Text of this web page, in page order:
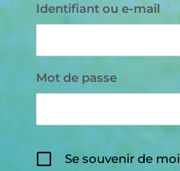
Identifiant ou e-mail *
Mot de passe *
Se souvenir de moi